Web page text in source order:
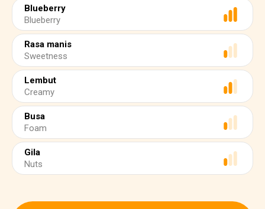
Blueberry
Blueberry
Rasa manis
Sweetness
Lembut
Creamy
Busa
Foam
Gila
Nuts